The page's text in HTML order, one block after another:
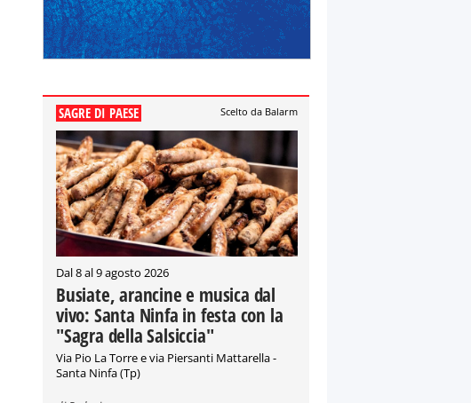
SAGRE DI PAESE Scelto da Balarm
Dal 8 al 9 agosto 2026
Busiate, arancine e musica dal
vivo: Santa Ninfa in festa con la
"Sagra della Salsiccia"
Via Pio La Torre e via Piersanti Mattarella -
Santa Ninfa (Tp)